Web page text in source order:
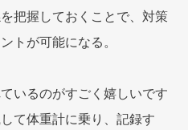
把握しておくことで、対策
トが可能になる。
いるのがすごく嬉しいです
て体重計に乗り、記録す